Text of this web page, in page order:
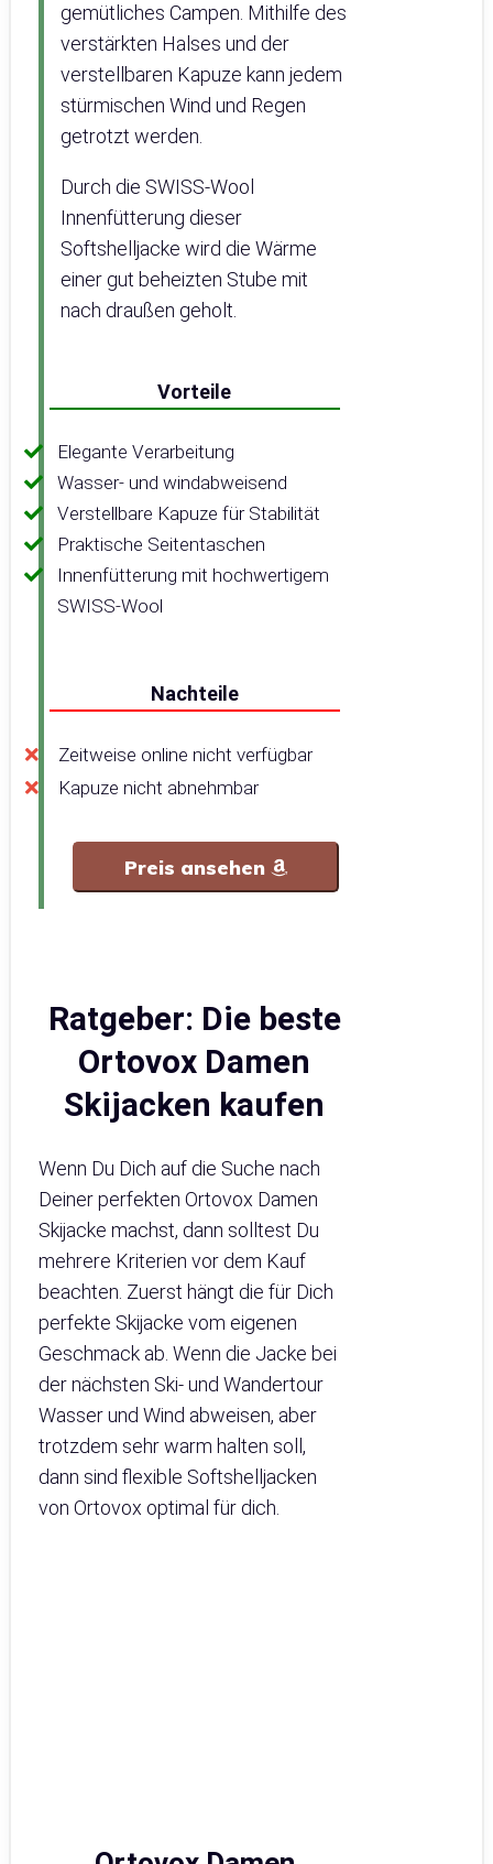
gemütliches Campen. Mithilfe des
verstärkten Halses und der
verstellbaren Kapuze kann jedem
stürmischen Wind und Regen
getrotzt werden.
Durch die SWISS-Wool
Innenfütterung dieser
Softshelljacke wird die Wärme
einer gut beheizten Stube mit
nach draußen geholt.
Vorteile
Elegante Verarbeitung
Wasser- und windabweisend
Verstellbare Kapuze für Stabilität
Praktische Seitentaschen
Innenfütterung mit hochwertigem
SWISS-Wool
Nachteile
Zeitweise online nicht verfügbar
Kapuze nicht abnehmbar
Preis ansehen
Ratgeber: Die beste
Ortovox Damen
Skijacken kaufen
Wenn Du Dich auf die Suche nach
Deiner perfekten Ortovox Damen
Skijacke machst, dann solltest Du
mehrere Kriterien vor dem Kauf
beachten. Zuerst hängt die für Dich
perfekte Skijacke vom eigenen
Geschmack ab. Wenn die Jacke bei
der nächsten Ski- und Wandertour
Wasser und Wind abweisen, aber
trotzdem sehr warm halten soll,
dann sind flexible Softshelljacken
von Ortovox optimal für dich.